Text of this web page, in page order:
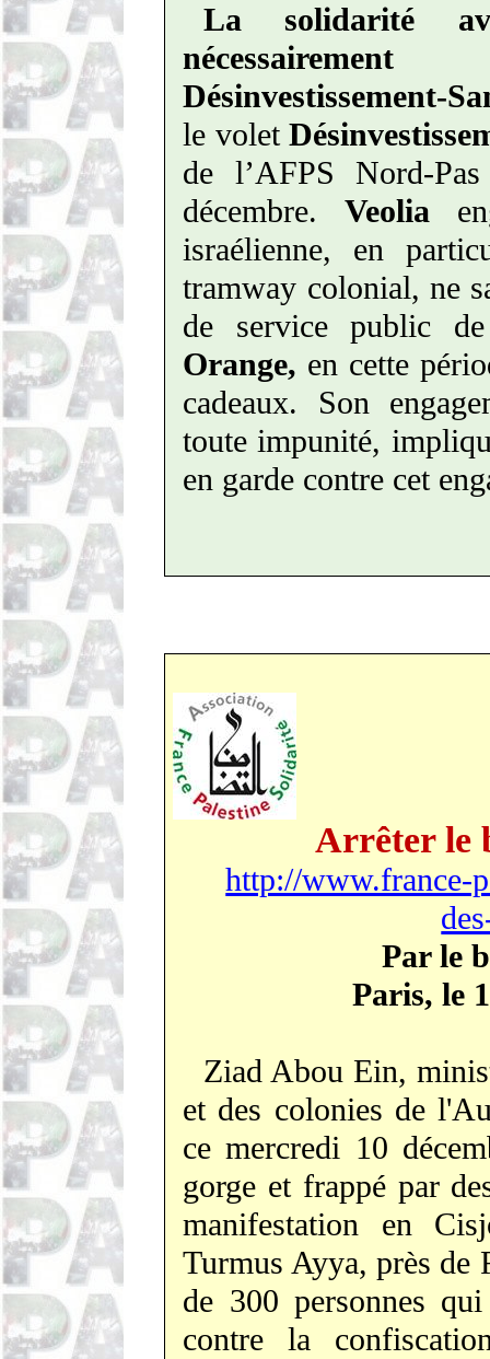
La solidarité
Désinvestissement-
le volet
de l’AFPS Nord-
décembre.Veolia
israélienne, en
tramway colonial, ne
de service public
Orange, en cette
cadeaux. Son
toute impunité,
en garde contre cet
Arrêter le
http://www.france-
Par le
Paris, le
Ziad AbouEin,
et des colonies de
ce mercredi 10
gorge et frappé par
manifestation en
Turmus Ayya, près de
de 300 personnes
contre la